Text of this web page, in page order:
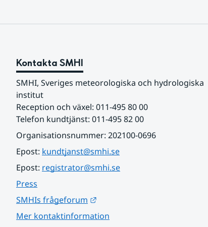
Kontakta SMHI
SMHI, Sveriges meteorologiska och hydrologiska
institut
Reception och växel: 011-495 80 00
Telefon kundtjänst: 011-495 82 00
Organisationsnummer: 202100-0696
Epost: kundtjanst@smhi.se
Epost: registrator@smhi.se
Press
SMHIs frågeforum
Mer kontaktinformation